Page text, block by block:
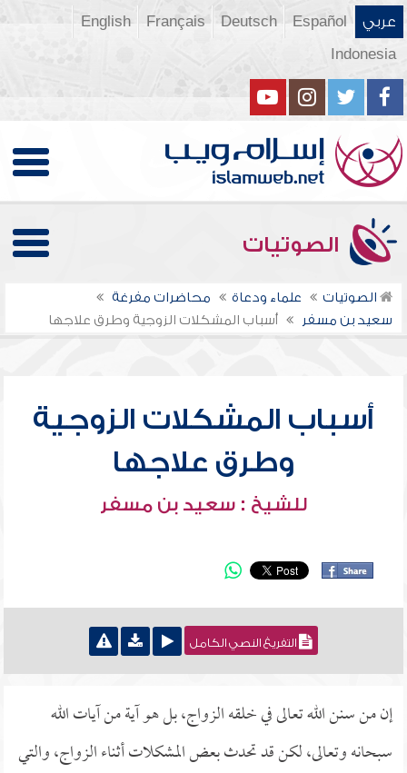
عربي Español
Deutsch
Français
English
Indonesia
الصوتيات
الصوتيات علماء ودعاة
محاضرات مفرغة
سعيد بن مسفر
أسباب المشكلات الزوجية وطرق علاجها
أسباب المشكلات الزوجية
وطرق علاجها
للشيخ : سعيد بن مسفر
التفريغ النصي الكامل
إن من سنن الله تعالى في خلقه الزواج، بل هو آية من آيات الله
سبحانه وتعالى، لكن قد تحدث بعض المشكلات أثناء الزواج، والتي